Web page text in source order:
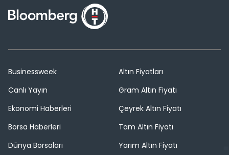
Businessweek
Canlı Yayın
Ekonomi Haberleri
Borsa Haberleri
Dünya Borsaları
Altın Fiyatları
Gram Altın Fiyatı
Çeyrek Altın Fiyatı
Tam Altın Fiyatı
Yarım Altın Fiyatı